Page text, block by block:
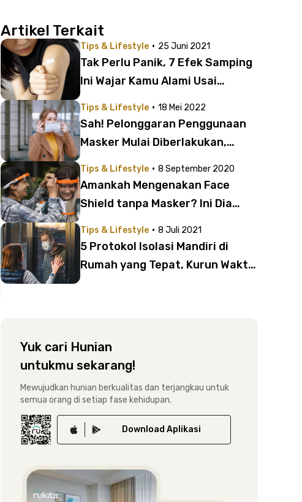
Artikel Terkait
Tips & Lifestyle · 25 Juni 2021
Tak Perlu Panik, 7 Efek Samping
Ini Wajar Kamu Alami Usai
Tips & Lifestyle · 18 Mei 2022
Sah! Pelonggaran Penggunaan
Masker Mulai Diberlakukan,
Tips & Lifestyle · 8 September 2020
Amankah Mengenakan Face
Shield tanpa Masker? Ini Dia
Tips & Lifestyle · 8 Juli 2021
5 Protokol Isolasi Mandiri di
Rumah yang Tepat, Kurun Waktu
Yuk cari Hunian
untukmu sekarang!
Mewujudkan hunian berkualitas dan terjangkau untuk
semua orang di setiap fase kehidupan.
Download Aplikasi